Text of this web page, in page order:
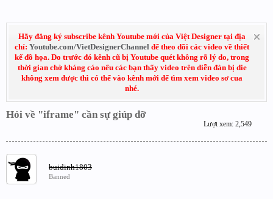
Hãy đăng ký subscribe kênh Youtube mới của Việt Designer tại địa
chỉ: Youtube.com/VietDesignerChannel để theo dõi các video về thiết
kế đồ họa. Do trước đó kênh cũ bị Youtube quét không rõ lý do, trong
thời gian chờ kháng cáo nếu các bạn thấy video trên diễn đàn bị die
không xem được thì có thể vào kênh mới để tìm xem video sơ cua
nhé.
Hỏi về "iframe" cần sự giúp đỡ
Lượt xem: 2,549
buidinh1803
Banned